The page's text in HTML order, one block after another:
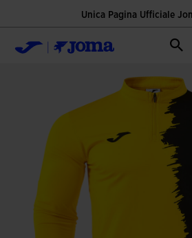
Unica Pagina Ufficiale